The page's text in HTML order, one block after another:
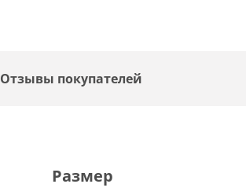
Отзывы покупателей
Размер